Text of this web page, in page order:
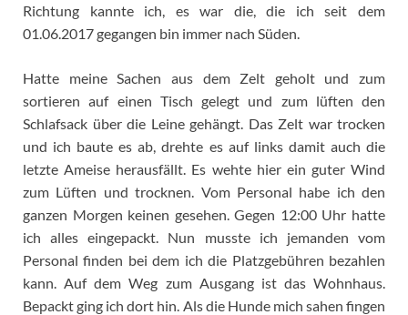
Richtung kannte ich, es war die, die ich seit dem
01.06.2017 gegangen bin immer nach Süden.
Hatte meine Sachen aus dem Zelt geholt und zum
sortieren auf einen Tisch gelegt und zum lüften den
Schlafsack über die Leine gehängt. Das Zelt war trocken
und ich baute es ab, drehte es auf links damit auch die
letzte Ameise herausfällt. Es wehte hier ein guter Wind
zum Lüften und trocknen. Vom Personal habe ich den
ganzen Morgen keinen gesehen. Gegen 12:00 Uhr hatte
ich alles eingepackt. Nun musste ich jemanden vom
Personal finden bei dem ich die Platzgebühren bezahlen
kann. Auf dem Weg zum Ausgang ist das Wohnhaus.
Bepackt ging ich dort hin. Als die Hunde mich sahen fingen